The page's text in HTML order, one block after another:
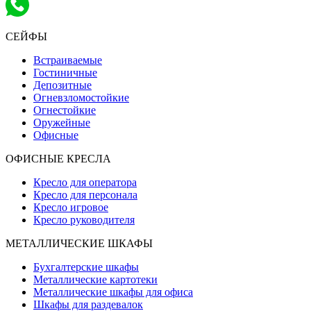
СЕЙФЫ
Встраиваемые
Гостиничные
Депозитные
Огневзломостойкие
Огнестойкие
Оружейные
Офисные
ОФИСНЫЕ КРЕСЛА
Кресло для оператора
Кресло для персонала
Кресло игровое
Кресло руководителя
МЕТАЛЛИЧЕСКИЕ ШКАФЫ
Бухгалтерские шкафы
Металлические картотеки
Металлические шкафы для офиса
Шкафы для раздевалок